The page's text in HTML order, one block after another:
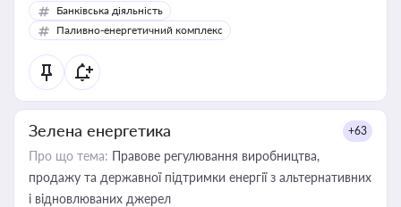
Банківська діяльність
Паливно-енергетичний комплекс
Зелена енергетика +63
Про що тема: Правове регулювання виробництва,
продажу та державної підтримки енергії з альтернативних
і відновлюваних джерел